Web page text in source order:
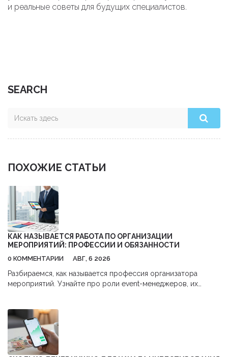
и реальные советы для будущих специалистов.
SEARCH
ПОХОЖИЕ СТАТЬИ
КАК НАЗЫВАЕТСЯ РАБОТА ПО ОРГАНИЗАЦИИ
МЕРОПРИЯТИЙ: ПРОФЕССИИ И ОБЯЗАННОСТИ
0 КОММЕНТАРИИ АВГ, 6 2026
Разбираемся, как называется профессия организатора
мероприятий. Узнайте про роли event-менеджеров, их